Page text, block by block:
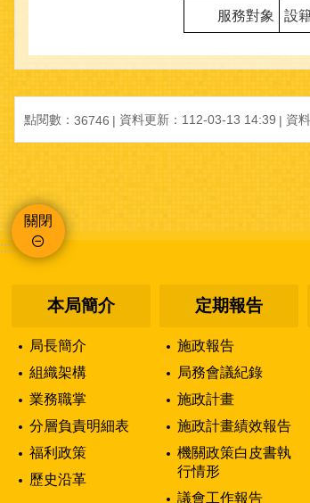
服務對象 設
點閱數： 36746 資料更新：112-03-13 14:39 資
關閉
:::
本局簡介
局長簡介
組織架構
業務職掌
分層負責明細表
福利政策
歷史沿革
定期報告
施政報告
局務會議紀錄
施政計畫
施政計畫績效報告
機關政策白皮書執
行情形
議會工作報告